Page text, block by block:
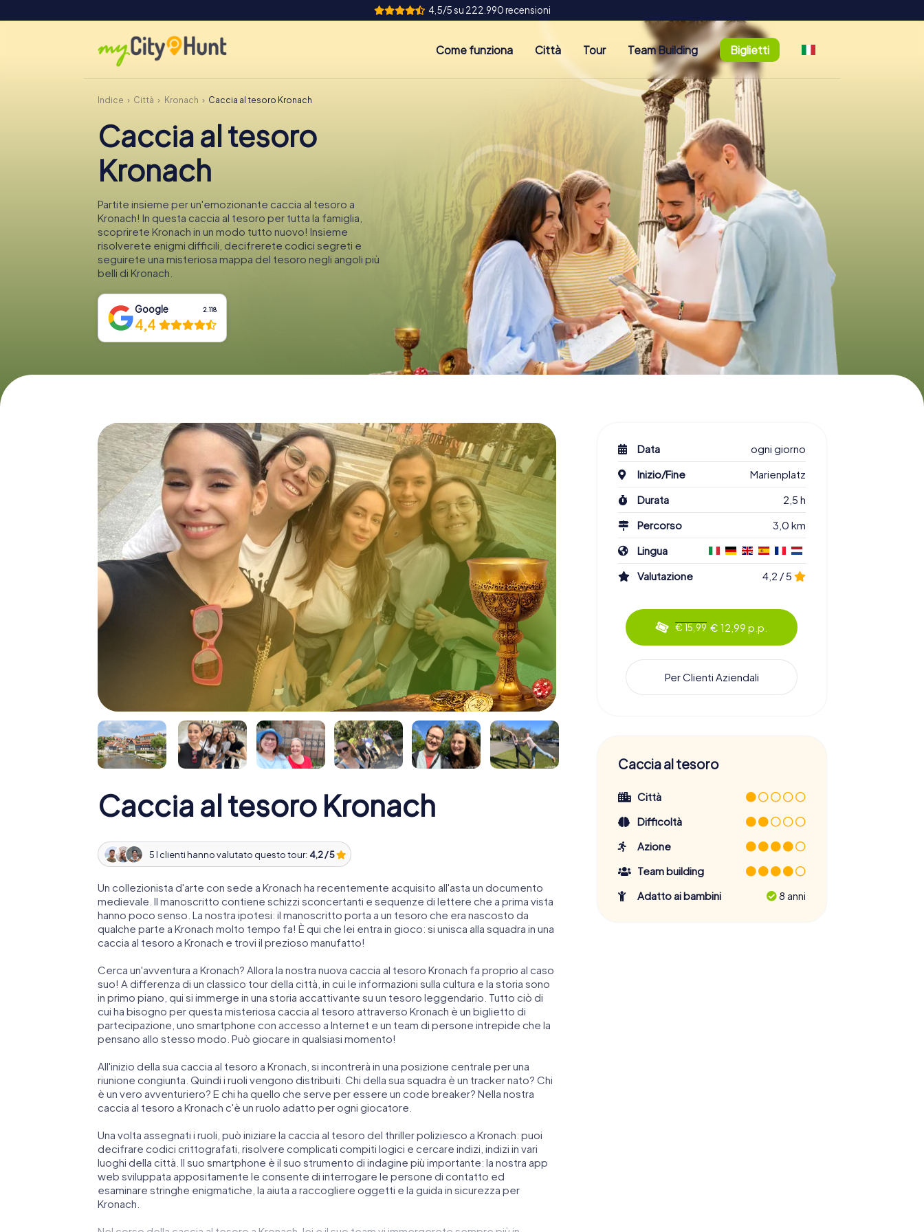
4,5/5 su 222.990 recensioni
Come funziona Città Tour Team Building Biglietti
Indice Città Kronach Caccia al tesoro Kronach
Caccia al tesoro
Kronach
Partite insieme per un'emozionante caccia al tesoro a
Kronach! In questa caccia al tesoro per tutta la famiglia,
scoprirete Kronach in un modo tutto nuovo! Insieme
risolverete enigmi difficili, decifrerete codici segreti e
seguirete una misteriosa mappa del tesoro negli angoli più
belli di Kronach.
Google 2.118
4,4
Caccia al tesoro Kronach
5 I clienti hanno valutato questo tour: 4,2 / 5
Un collezionista d'arte con sede a Kronach ha recentemente acquisito all'asta un documento
medievale. Il manoscritto contiene schizzi sconcertanti e sequenze di lettere che a prima vista
hanno poco senso. La nostra ipotesi: il manoscritto porta a un tesoro che era nascosto da
qualche parte a Kronach molto tempo fa! È qui che lei entra in gioco: si unisca alla squadra in una
caccia al tesoro a Kronach e trovi il prezioso manufatto!
Cerca un'avventura a Kronach? Allora la nostra nuova caccia al tesoro Kronach fa proprio al caso
suo! A differenza di un classico tour della città, in cui le informazioni sulla cultura e la storia sono
in primo piano, qui si immerge in una storia accattivante su un tesoro leggendario. Tutto ciò di
cui ha bisogno per questa misteriosa caccia al tesoro attraverso Kronach è un biglietto di
partecipazione, uno smartphone con accesso a Internet e un team di persone intrepide che la
pensano allo stesso modo. Può giocare in qualsiasi momento!
All'inizio della sua caccia al tesoro a Kronach, si incontrerà in una posizione centrale per una
riunione congiunta. Quindi i ruoli vengono distribuiti. Chi della sua squadra è un tracker nato? Chi
è un vero avventuriero? E chi ha quello che serve per essere un code breaker? Nella nostra
caccia al tesoro a Kronach c'è un ruolo adatto per ogni giocatore.
Una volta assegnati i ruoli, può iniziare la caccia al tesoro del thriller poliziesco a Kronach: puoi
decifrare codici crittografati, risolvere complicati compiti logici e cercare indizi, indizi in vari
luoghi della città. Il suo smartphone è il suo strumento di indagine più importante: la nostra app
web sviluppata appositamente le consente di interrogare le persone di contatto ed
esaminare stringhe enigmatiche, la aiuta a raccogliere oggetti e la guida in sicurezza per
Kronach.
Data
ogni giorno
Inizio/Fine
Marienplatz
Durata
2,5 h
Percorso
3,0 km
Lingua
Valutazione
4,2 / 5
€ 15,99 € 12,99 p.p.
Per Clienti Aziendali
Caccia al tesoro
Città
Difficoltà
Azione
Team building
Adatto ai bambini
8 anni